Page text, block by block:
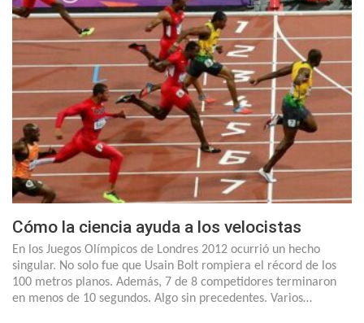
Cómo la ciencia ayuda a los velocistas
En los Juegos Olímpicos de Londres 2012 ocurrió un hecho
singular. No solo fue que Usain Bolt rompiera el récord de los
100 metros planos. Además, 7 de 8 competidores terminaron
en menos de 10 segundos. Algo sin precedentes. Varios…